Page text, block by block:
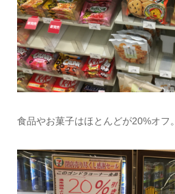
食品やお菓子はほとんどが20%オフ。